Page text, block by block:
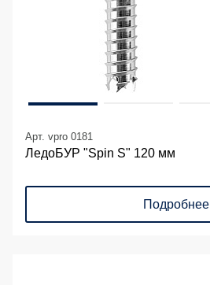
Арт. vpro 0181
ЛедоБУР "Spin S" 120 мм
Подробнее